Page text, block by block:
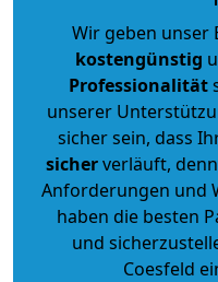
Wir geben unser
kostengünstig
Professionalität
unserer
sicher sein, dass
sicherverläuft,
Anforderungen und
haben die besten
und
Coesfeld